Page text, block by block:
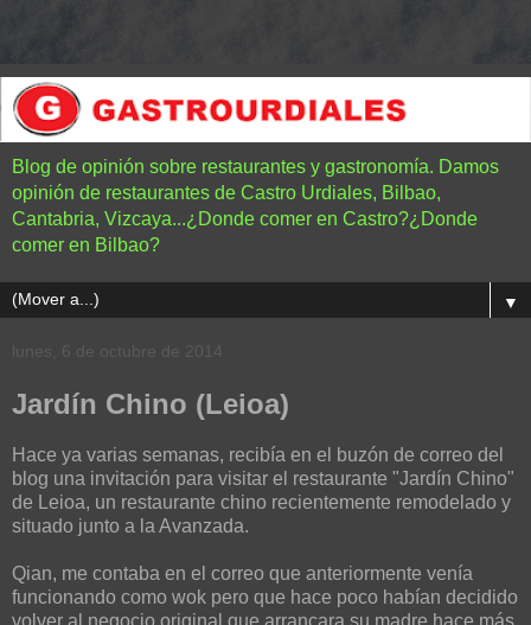
Blog de opinión sobre restaurantes y gastronomía. Damos
opinión de restaurantes de Castro Urdiales, Bilbao,
Cantabria, Vizcaya...¿Donde comer en Castro?¿Donde
comer en Bilbao?
▼
lunes, 6 de octubre de 2014
Jardín Chino (Leioa)
Hace ya varias semanas, recibía en el buzón de correo del
blog una invitación para visitar el restaurante "Jardín Chino"
de Leioa, un restaurante chino recientemente remodelado y
situado junto a la Avanzada.
Qian, me contaba en el correo que anteriormente venía
funcionando como wok pero que hace poco habían decidido
volver al negocio original que arrancara su madre hace más